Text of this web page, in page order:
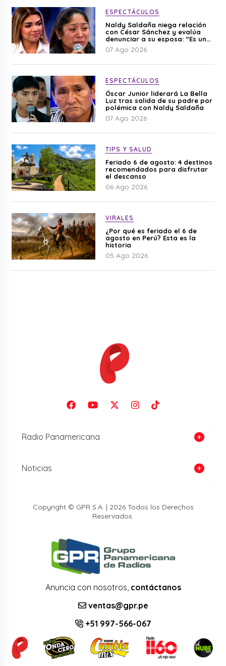
ESPECTÁCULOS
Naldy Saldaña niega relación
con César Sánchez y evalúa
denunciar a su esposa: “Es una
difamación”
07 Ago 2026
ESPECTÁCULOS
Óscar Junior liderará La Bella
Luz tras salida de su padre por
polémica con Naldy Saldaña
07 Ago 2026
TIPS Y SALUD
Feriado 6 de agosto: 4 destinos
recomendados para disfrutar
el descanso
06 Ago 2026
VIRALES
¿Por qué es feriado el 6 de
agosto en Perú? Esta es la
historia
05 Ago 2026
Radio Panamericana
Noticias
Copyright © GPR S.A. | 2026 Todos los Derechos
Reservados.
Anuncia con nosotros, contáctanos
ventas@gpr.pe
+51 997-566-067